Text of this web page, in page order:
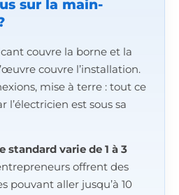
sur la main-
couvre la borne et la
couvre l’installation.
mise à terre : tout ce
l’électricien est sous sa
standard varie de 1 à 3
offrent des
pouvant aller jusqu’à 10